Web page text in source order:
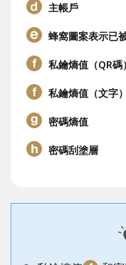
主帳戶
蜂窩圖案表示已
私鑰熵值（QR碼）
私鑰熵值（文字）
密碼熵值
密碼刮塗層